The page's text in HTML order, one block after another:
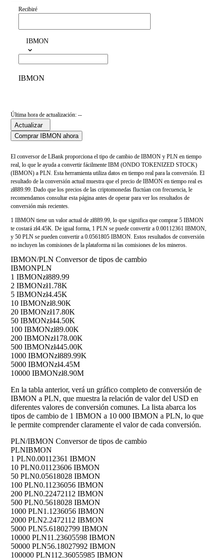
Recibiré
IBMON
IBMON
Última hora de actualización: --
Actualizar
Comprar IBMON ahora
El conversor de LBank proporciona el tipo de cambio de IBMON y PLN en tiempo
real, lo que le ayuda a convertir fácilmente IBM (ONDO TOKENIZED STOCK)
(IBMON) a PLN. Esta herramienta utiliza datos en tiempo real para la conversión. El
resultado de la conversión actual muestra que el precio de IBMON en tiempo real es
zł889.99. Dado que los precios de las criptomonedas fluctúan con frecuencia, le
recomendamos consultar esta página antes de operar para ver los resultados de
conversión más recientes.
1 IBMON tiene un valor actual de zł889.99, lo que significa que comprar 5 IBMON
te costará zł4.45K. De igual forma, 1 PLN se puede convertir a 0.00112361 IBMON,
y 50 PLN se pueden convertir a 0.0561805 IBMON. Estos resultados de conversión
no incluyen las comisiones de la plataforma ni las comisiones de los mineros.
IBMON/PLN Conversor de tipos de cambio
IBMONPLN
1 IBMONzł889.99
2 IBMONzł1.78K
5 IBMONzł4.45K
10 IBMONzł8.90K
20 IBMONzł17.80K
50 IBMONzł44.50K
100 IBMONzł89.00K
200 IBMONzł178.00K
500 IBMONzł445.00K
1000 IBMONzł889.99K
5000 IBMONzł4.45M
10000 IBMONzł8.90M
En la tabla anterior, verá un gráfico completo de conversión de
IBMON a PLN, que muestra la relación de valor del USD en
diferentes valores de conversión comunes. La lista abarca los
tipos de cambio de 1 IBMON a 10 000 IBMON a PLN, lo que
le permite comprender claramente el valor de cada conversión.
PLN/IBMON Conversor de tipos de cambio
PLNIBMON
1 PLN0.00112361 IBMON
10 PLN0.01123606 IBMON
50 PLN0.05618028 IBMON
100 PLN0.11236056 IBMON
200 PLN0.22472112 IBMON
500 PLN0.5618028 IBMON
1000 PLN1.1236056 IBMON
2000 PLN2.2472112 IBMON
5000 PLN5.61802799 IBMON
10000 PLN11.23605598 IBMON
50000 PLN56.18027992 IBMON
100000 PLN112.36055985 IBMON